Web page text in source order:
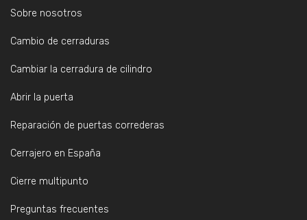
Sobre nosotros
Cambio de cerraduras
Cambiar la cerradura de cilindro
Abrir la puerta
Reparación de puertas correderas
Cerrajero en España
Cierre multipunto
Preguntas frecuentes